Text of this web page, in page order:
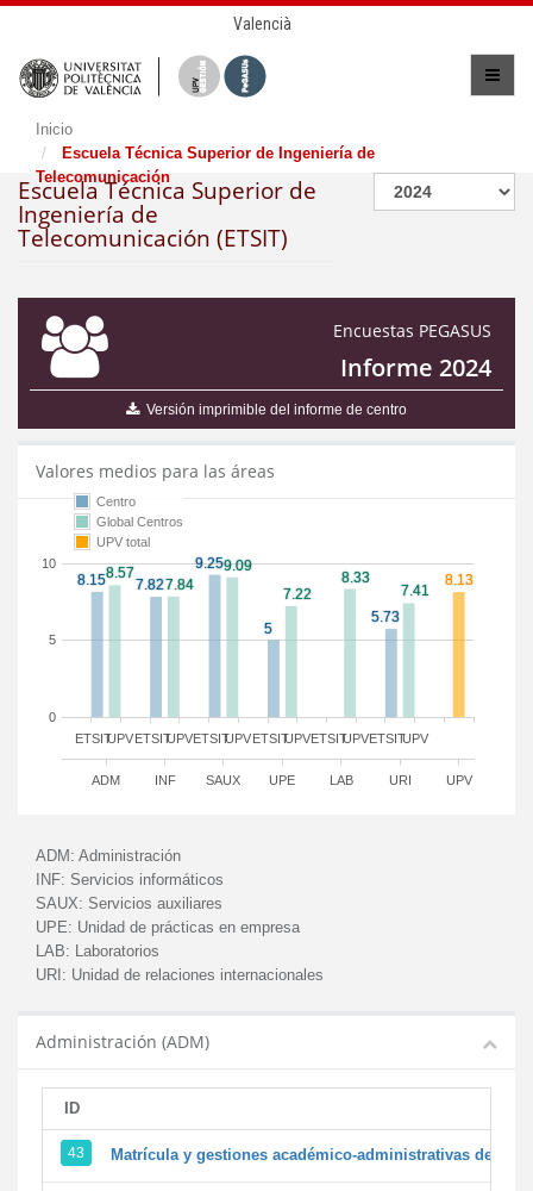
Valencià
Inicio
Escuela Técnica Superior de Ingeniería de
Telecomunicación
Escuela Técnica Superior de
Ingeniería de
Telecomunicación (ETSIT)
Encuestas PEGASUS
Informe 2024
Versión imprimible del informe de centro
Valores medios para las áreas
ETSIT ETSIT ETSIT ETSIT ETSIT ETSIT
UPV UPV UPV UPV UPV UPV
ADM INF SAUX UPE LAB URI UPV
0
5
10
Centro
Global Centros
UPV total
ADM: Administración
INF: Servicios informáticos
SAUX: Servicios auxiliares
UPE: Unidad de prácticas en empresa
LAB: Laboratorios
URI: Unidad de relaciones internacionales
Administración (ADM)
ID
43 Matrícula y gestiones académico-administrativas de la